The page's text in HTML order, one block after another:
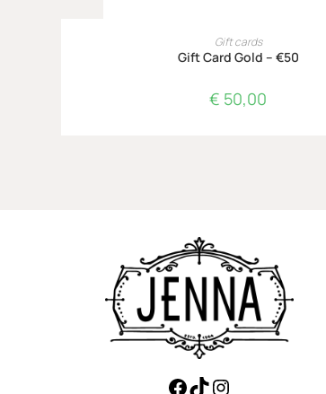
TOEVOEGEN AAN WINKELWAGEN
Gift cards
Gift Card Gold – €50
€ 50,00